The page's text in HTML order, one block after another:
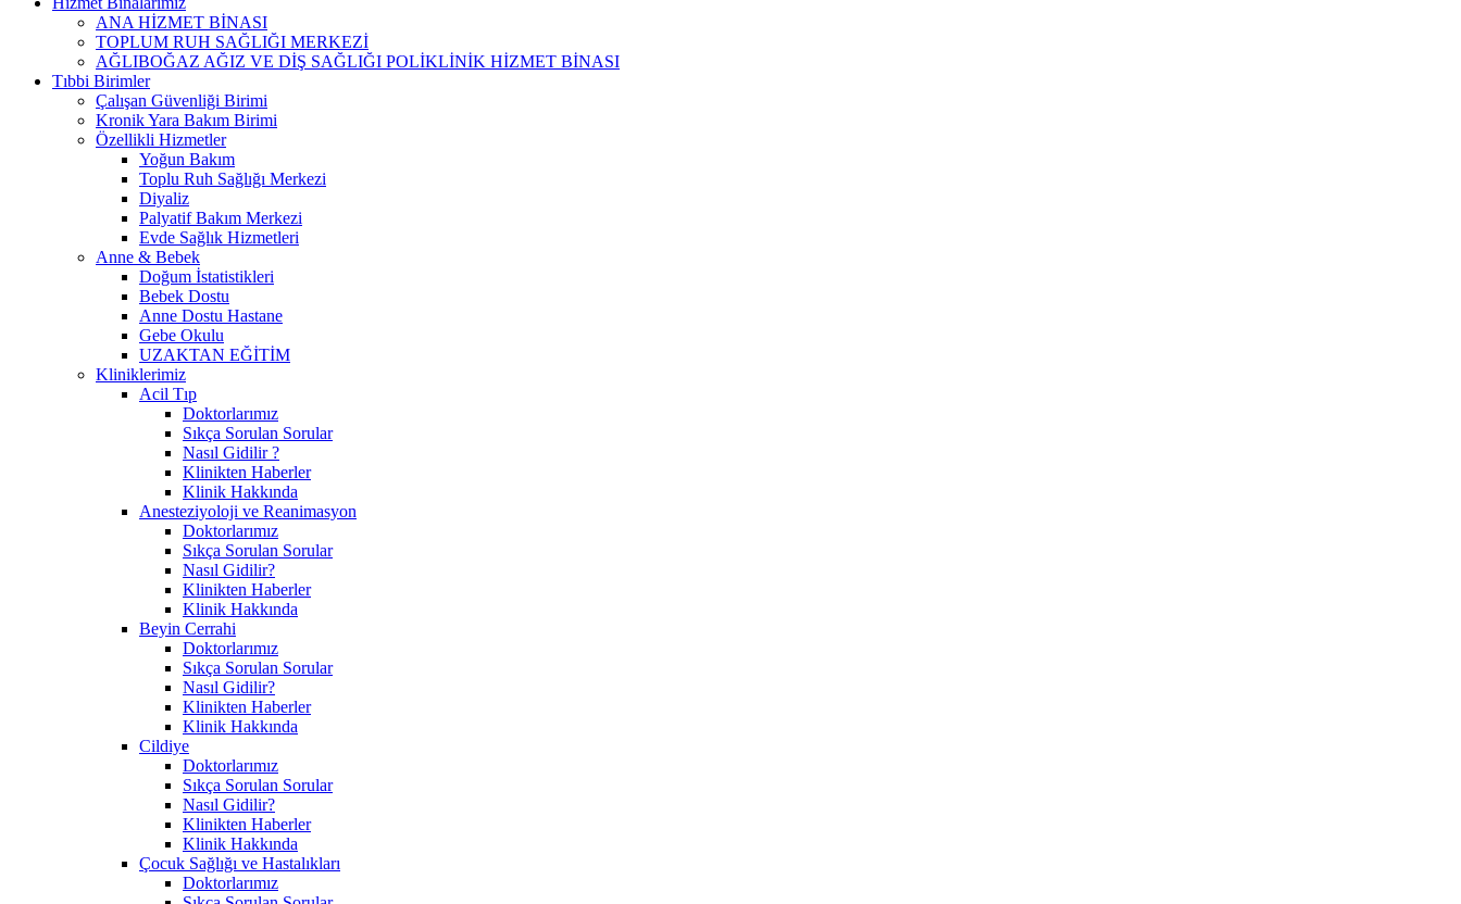
ANA HİZMET BİNASI
TOPLUM RUH SAĞLIĞI MERKEZİ
AĞLIBOĞAZ AĞIZ VE DİŞ SAĞLIĞI POLİKLİNİK HİZMET BİNASI
Tıbbi Birimler
Çalışan Güvenliği Birimi
Kronik Yara Bakım Birimi
Özellikli Hizmetler
Yoğun Bakım
Toplu Ruh Sağlığı Merkezi
Diyaliz
Palyatif Bakım Merkezi
Evde Sağlık Hizmetleri
Anne & Bebek
Doğum İstatistikleri
Bebek Dostu
Anne Dostu Hastane
Gebe Okulu
UZAKTAN EĞİTİM
Kliniklerimiz
Acil Tıp
Doktorlarımız
Sıkça Sorulan Sorular
Nasıl Gidilir ?
Klinikten Haberler
Klinik Hakkında
Anesteziyoloji ve Reanimasyon
Doktorlarımız
Sıkça Sorulan Sorular
Nasıl Gidilir?
Klinikten Haberler
Klinik Hakkında
Beyin Cerrahi
Doktorlarımız
Sıkça Sorulan Sorular
Nasıl Gidilir?
Klinikten Haberler
Klinik Hakkında
Cildiye
Doktorlarımız
Sıkça Sorulan Sorular
Nasıl Gidilir?
Klinikten Haberler
Klinik Hakkında
Çocuk Sağlığı ve Hastalıkları
Doktorlarımız